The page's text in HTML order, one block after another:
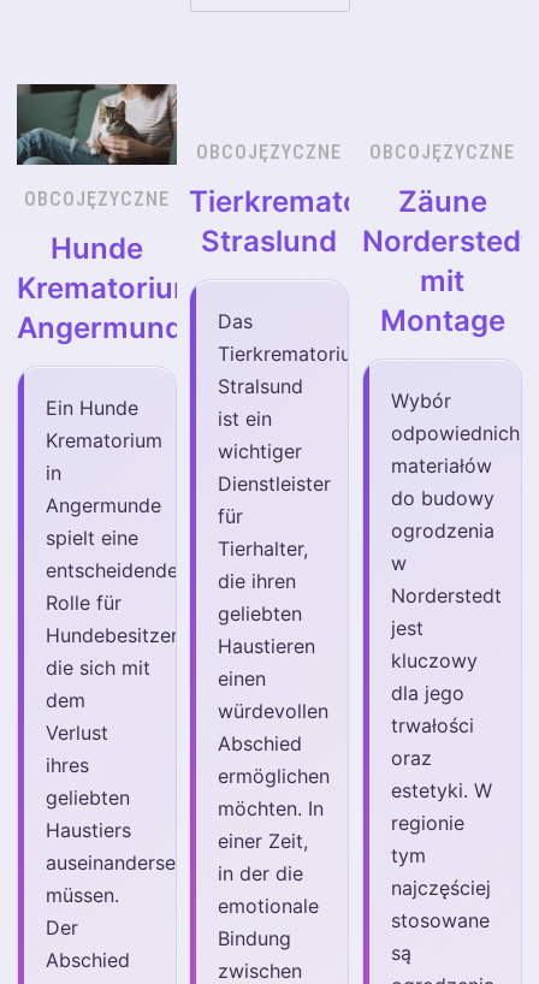
OBCOJĘZYCZNE
Hunde
Krematorium
Angermunde
Ein Hunde
Krematorium
in
Angermunde
spielt eine
entscheidende
Rolle für
Hundebesitzer,
die sich mit
dem
Verlust
ihres
geliebten
Haustiers
auseinandersetzen
müssen.
Der
Abschied
OBCOJĘZYCZNE
Tierkrematorium
Straslund
Das
Tierkrematorium
Stralsund
ist ein
wichtiger
Dienstleister
für
Tierhalter,
die ihren
geliebten
Haustieren
einen
würdevollen
Abschied
ermöglichen
möchten. In
einer Zeit,
in der die
emotionale
Bindung
zwischen
OBCOJĘZYCZNE
Zäune
Norderstedt
mit
Montage
Wybór
odpowiednich
materiałów
do budowy
ogrodzenia
w
Norderstedt
jest
kluczowy
dla jego
trwałości
oraz
estetyki. W
regionie
tym
najczęściej
stosowane
są